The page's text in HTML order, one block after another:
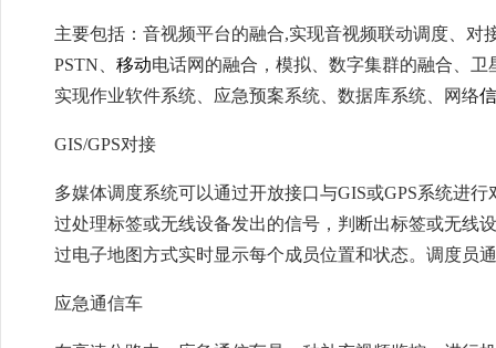
主要包括：音视频平台的融合,实现音视频联动调度、
PSTN、 移动电话网的融合，模拟、数字集群的融合、
实现作业软件系统、应急预案系统、数据库系统、网络
GIS/GPS对接
多媒体调度系统可以通过开放接口与GIS或GPS系统进
过处理标签或无线设备发出的信号，判断出标签或无线
过电子地图方式实时显示每个成员位置和状态。调度员
应急通信车